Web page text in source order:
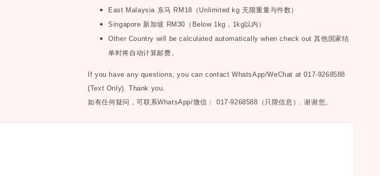
East Malaysia 东马 RM18 （ Unlimited kg无限重量与件数）
Singapore 新加坡 RM30 （ Below 1kg ， 1kg以内）
Other Country will be calculated automatically when check out其他国家结
单时将自动计算邮费。
If you have any questions, you can contact WhatsApp/WeChat at 017-9268588
(Text Only). Thank you.
如有任何疑问，可联系WhatsApp/微信： 017-9268588（只限信息）.谢谢您。